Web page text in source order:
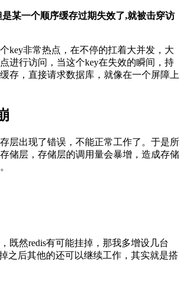
某一个顺序缓存过期失效了,就被击穿访
key非常热点，在不停的扛着大并发，大
进行访问，当这个key在失效的瞬间，持
存，直接请求数据库，就像在一个屏障上
层出现了错误，不能正常工作了。于是所
储层，存储层的调用量会暴增，造成存储
既然redis有可能挂掉，那我多增设几台
之后其他的还可以继续工作，其实就是搭